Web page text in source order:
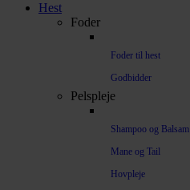
Hest
Foder
Foder til hest
Godbidder
Pelspleje
Shampoo og Balsam
Mane og Tail
Hovpleje